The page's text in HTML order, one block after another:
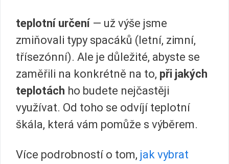
teplotní určení — už výše jsme
zmiňovali typy spacáků (letní, zimní,
třísezónní). Ale je důležité, abyste se
zaměřili na konkrétně na to, při jakých
teplotách ho budete nejčastěji
využívat. Od toho se odvíjí teplotní
škála, která vám pomůže s výběrem.
Více podrobností o tom, jak vybrat